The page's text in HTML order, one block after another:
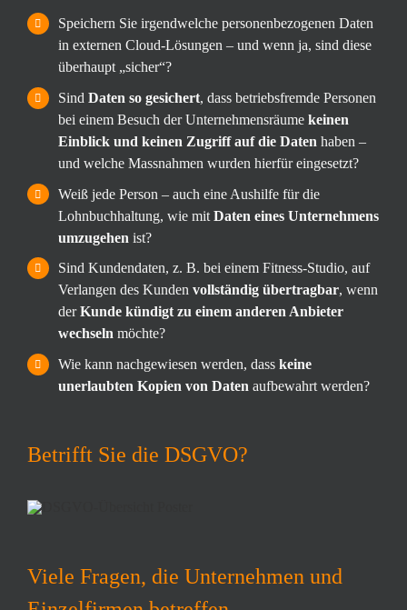
Speichern Sie irgendwelche personenbezogenen Daten
in externen Cloud-Lösungen – und wenn ja, sind diese
überhaupt „sicher“?
Sind Daten so gesichert, dass betriebsfremde Personen
bei einem Besuch der Unternehmensräume keinen
Einblick und keinen Zugriff auf die Daten haben –
und welche Massnahmen wurden hierfür eingesetzt?
Weiß jede Person – auch eine Aushilfe für die
Lohnbuchhaltung, wie mit Daten eines Unternehmens
umzugehen ist?
Sind Kundendaten, z. B. bei einem Fitness-Studio, auf
Verlangen des Kunden vollständig übertragbar, wenn
derKunde kündigt zu einem anderen Anbieter
wechselnmöchte?
Wie kann nachgewiesen werden, dass keine
unerlaubten Kopien von Daten aufbewahrt werden?
Betrifft Sie die DSGVO?
Viele Fragen, die Unternehmen und